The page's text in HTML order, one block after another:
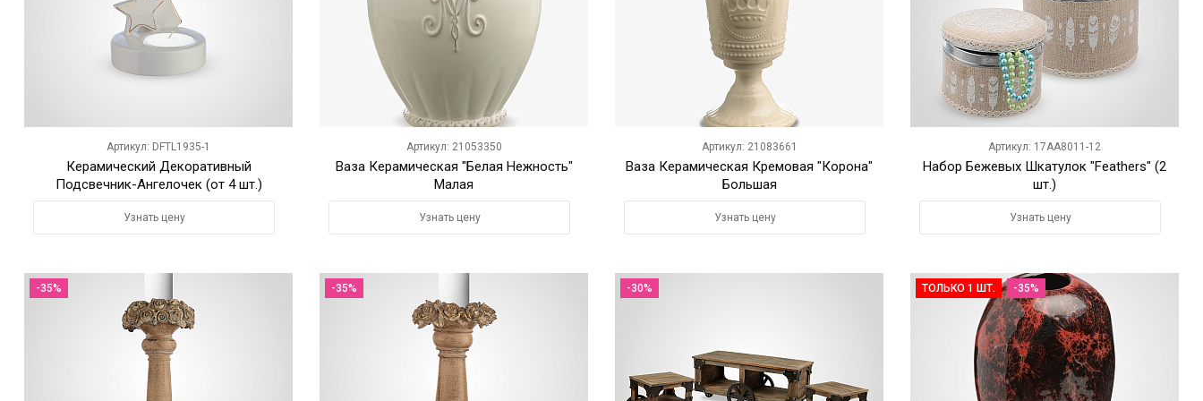
Артикул: DFTL1935-1
Керамический Декоративный
Подсвечник-Ангелочек (от 4 шт.)
Узнать цену
Артикул: 21053350
Ваза Керамическая "Белая Нежность"
Малая
Узнать цену
Артикул: 21083661
Ваза Керамическая Кремовая "Корона"
Большая
Узнать цену
Артикул: 17AA8011-12
Набор Бежевых Шкатулок "Feathers" (2
шт.)
Узнать цену
-35% -35% -30% ТОЛЬКО 1 ШТ. -35%